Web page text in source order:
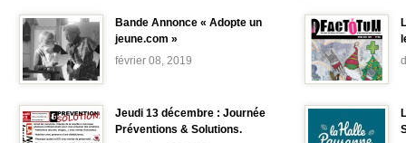
Bande Annonce « Adopte un
jeune.com »
février 08, 2019
Jeudi 13 décembre : Journée
Préventions & Solutions.